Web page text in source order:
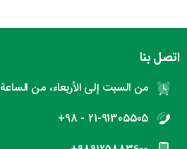
اتصل بنا
من السبت إلى الأربعاء، من الساعة 8 حتى 16
21-91305505 - 98+